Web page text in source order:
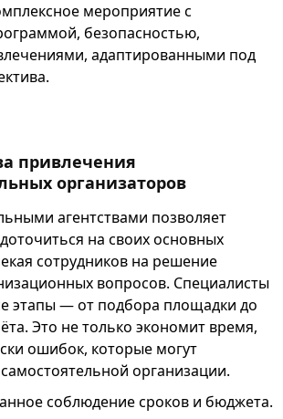
мероприятие с
безопасностью,
адаптированными под
привлечения
организаторов
агентствами позволяет
на своих основных
сотрудников на решение
вопросов. Специалисты
этапы — от подбора площадки до
Это не только экономит время,
ошибок, которые могут
организации.
соблюдение сроков и бюджета.